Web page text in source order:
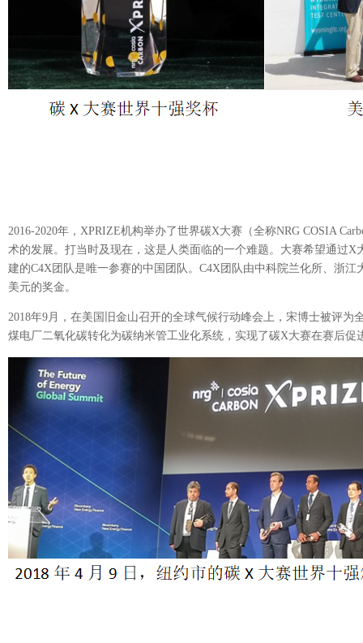
2016-2020年， XPRIZE机构举办了世界碳X大赛（全称NRG COSIA
术的发展。 打当时及现在，这是人类面临的一个难题。大赛希望通过X
建的C4X团队是唯一参赛的中国团队。 C4X团队由中科院兰化所、浙江
美元的奖金。
2018年9月，在美国旧金山召开的全球气候行动峰会上，宋博士被评为
煤电厂二氧化碳转化为碳纳米管工业化系统，实现了碳X大赛在赛后促